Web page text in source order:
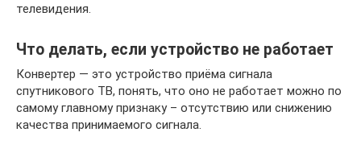
телевидения.
Что делать, если устройство не работает
Конвертер — это устройство приёма сигнала
спутникового ТВ, понять, что оно не работает можно по
самому главному признаку – отсутствию или снижению
качества принимаемого сигнала.